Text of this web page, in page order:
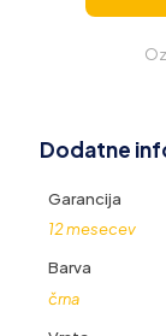
Dodatne
Garancija
12 mesecev
Barva
črna